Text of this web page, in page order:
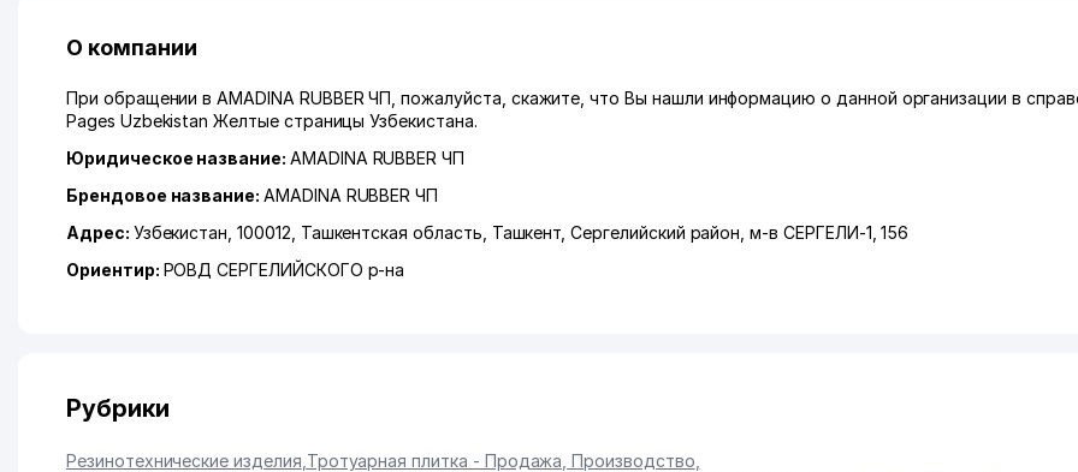
О компании
При обращении в AMADINA RUBBER ЧП, пожалуйста, скажите, что Вы нашли информацию о данной организации в
Pages Uzbekistan Желтые страницы Узбекистана.
Юридическое название: AMADINA RUBBER ЧП
Брендовое название: AMADINA RUBBER ЧП
Адрес: Узбекистан, 100012, Ташкентская область Ташкент ,Сергелийский район ,м-в СЕРГЕЛИ-1 , 156
Ориентир: РОВД СЕРГЕЛИЙСКОГО р-на
Рубрики
Резинотехнические изделия Тротуарная плитка - Продажа, Производство